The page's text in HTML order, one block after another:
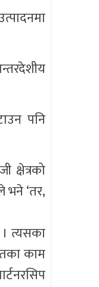
पनि
क्षेत्रको
भने ‘तर,
त्यसका
काम